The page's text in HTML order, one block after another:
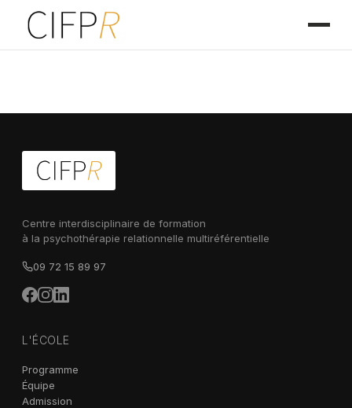
Centre interdisciplinaire de formation
à la psychothérapie relationnelle multiréférentielle
09 72 15 89 97
L'ÉCOLE
Programme
Équipe
Admission